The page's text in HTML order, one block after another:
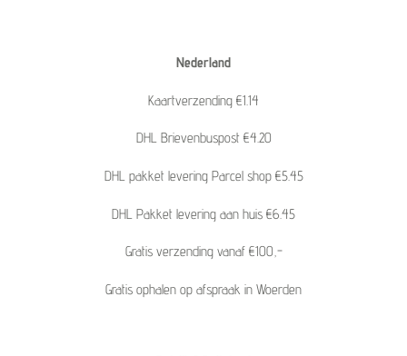
Nederland
Kaartverzending €1.14
DHL Brievenbuspost €4.20
DHL pakket levering Parcel shop €5.45
DHL Pakket levering aan huis €6.45
Gratis verzending vanaf €100,-
Gratis ophalen op afspraak in Woerden